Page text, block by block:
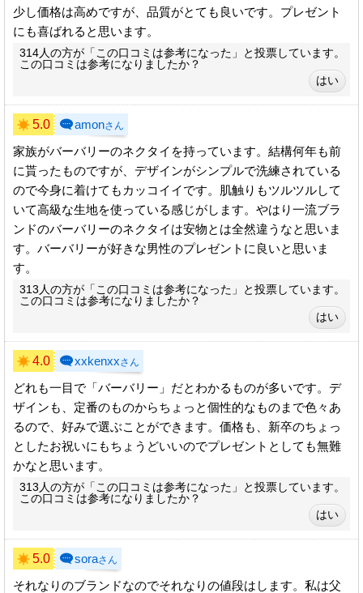
少し価格は高めですが、品質がとても良いです。プレゼント
にも喜ばれると思います。
314人の方が「この口コミは参考になった」と投票しています。
この口コミは参考になりましたか？
5.0 amonさん
家族がバーバリーのネクタイを持っています。結構何年も前
に貰ったものですが、デザインがシンプルで洗練されている
ので今身に着けてもカッコイイです。肌触りもツルツルして
いて高級な生地を使っている感じがします。やはり一流ブラ
ンドのバーバリーのネクタイは安物とは全然違うなと思いま
す。バーバリーが好きな男性のプレゼントに良いと思いま
す。
313人の方が「この口コミは参考になった」と投票しています。
この口コミは参考になりましたか？
4.0 xxkenxxさん
どれも一目で「バーバリー」だとわかるものが多いです。デ
ザインも、定番のものからちょっと個性的なものまで色々あ
るので、好みで選ぶことができます。価格も、新卒のちょっ
としたお祝いにもちょうどいいのでプレゼントとしても無難
かなと思います。
313人の方が「この口コミは参考になった」と投票しています。
この口コミは参考になりましたか？
5.0 soraさん
それなりのブランドなのでそれなりの値段はします。私は父